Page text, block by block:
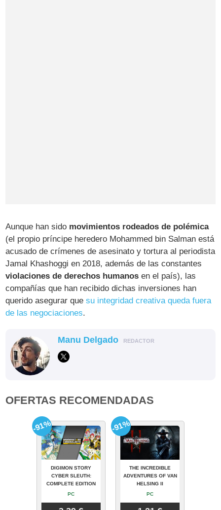
Aunque han sido movimientos rodeados de polémica
(el propio príncipe heredero Mohammed bin Salman está
acusado de crímenes de asesinato y tortura al periodista
Jamal Khashoggi en 2018, además de las constantes
violaciones de derechos humanos en el país), las
compañías que han recibido dichas inversiones han
querido asegurar quesu integridad creativa queda fuera
de las negociaciones.
Manu Delgado REDACTOR
OFERTAS RECOMENDADAS
DIGIMON STORY
CYBER SLEUTH:
COMPLETE EDITION
PC
-91%
THE INCREDIBLE
ADVENTURES OF VAN
HELSING II
PC
-91%